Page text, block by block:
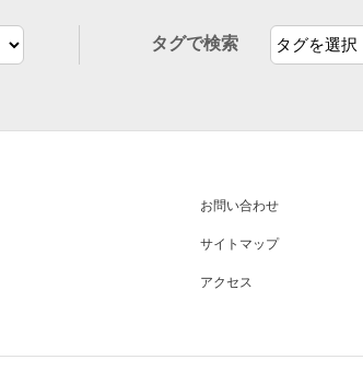
タグで検索
お問い合わせ
サイトマップ
アクセス